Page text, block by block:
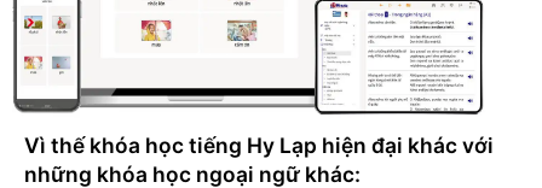
Vì thế khóa học tiếng Hy Lạp hiện đại khác với
những khóa học ngoại ngữ khác: